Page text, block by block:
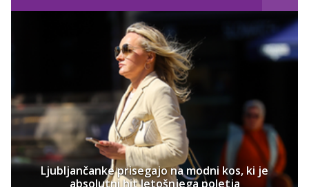
Ljubljančanke prisegajo na modni kos, ki je
absolutni hit letošnjega poletja